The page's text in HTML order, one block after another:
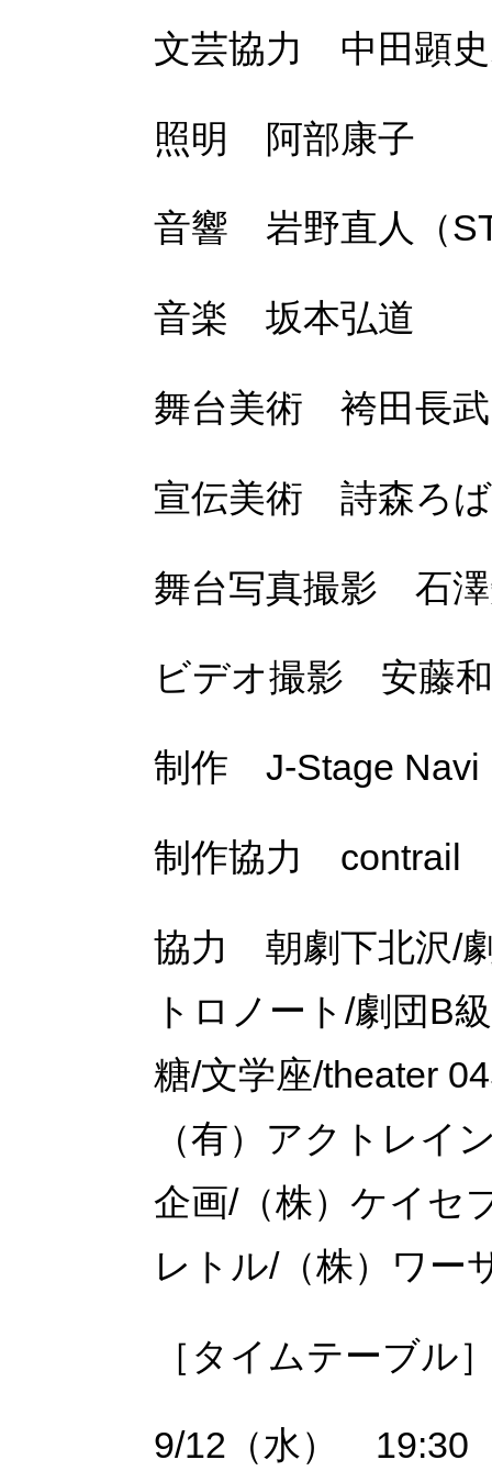
文芸協力 中田顕
照明 阿部康子
音響 岩野直人（
音楽 坂本弘道
舞台美術 袴田長
宣伝美術 詩森ろ
舞台写真撮影 石
ビデオ撮影 安藤
制作 J-Stage Navi
制作協力 contrail
協力 朝劇下北沢/
トロノート/劇団B
糖/文学座/theater
（有）アクトレイ
企画/（株）ケイセ
レトル/（株）ワー
［タイムテーブル
9/12（水） 19:30